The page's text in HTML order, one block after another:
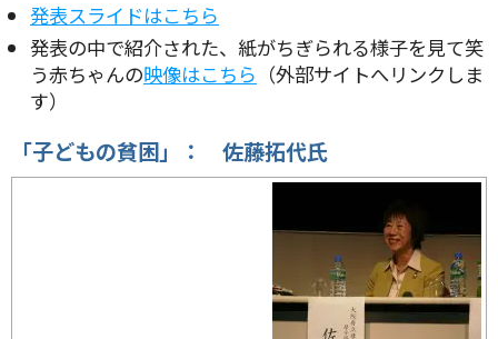
発表スライドはこちら
発表の中で紹介された、紙がちぎられる様子を見て笑
う赤ちゃんの映像はこちら （外部サイトへリンクしま
す）
「子どもの貧困」： 佐藤拓代氏